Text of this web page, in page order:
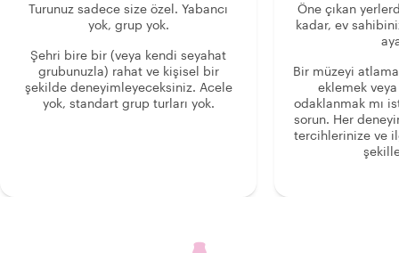
Turunuz sadece size özel. Yabancı
yok, grup yok.
Şehri bire bir (veya kendi seyahat
grubunuzla) rahat ve kişisel bir
şekilde deneyimleyeceksiniz. Acele
yok, standart grup turları yok.
Öne çıkan
kadar, ev
Bir müzeyi
eklemek
odaklanmak mı
sorun. Her
tercihlerinize ve